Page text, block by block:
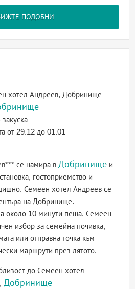
ПОДОБНИ
хотел Андреев, Добринище
от 29.12 до 01.01
се намира в Добринище и
гостоприемство и
Семеен хотел Андреев се
на Добринище.
около 10 минути пеша. Семеен
избор за семейна почивка,
или отправна точка към
маршрути през лятото.
до Семеен хотел
Добринище